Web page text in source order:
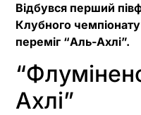
Відбувся перший
Клубного
переміг “Аль-Ахлі”.
Ахлі”